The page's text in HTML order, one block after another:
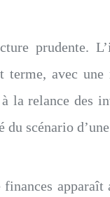
prudente.
avec
relance des
scénario
apparaît